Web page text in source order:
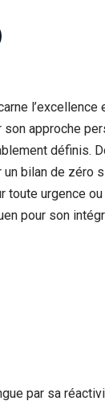
approche
définis.
bilan de
urgence
pour son
par sa